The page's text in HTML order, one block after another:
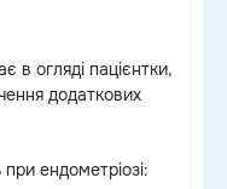
в огляді пацієнтки,
додаткових
ендометріозі: